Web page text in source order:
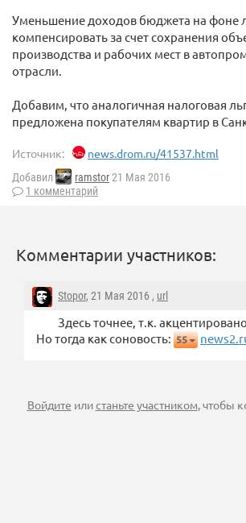
Уменьшение доходов бюджета на фоне
компенсировать за счет сохранения
производства и рабочих мест в
отрасли.
Добавим, что аналогичная налоговая
предложена покупателям квартир в
Источник: news.drom.ru/41537.html
Добавил ramstor21 Мая 2016
1 комментарий
Комментарии участников:
Stopor, 21 Мая 2016 , url
Здесь точнее, т.к.
Но тогда как соновость: 55
Войдите илистаньте участником, чтобы